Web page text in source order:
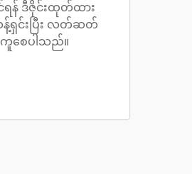
ရန် ဒီဇိုင်းထုတ်ထား
ရှင်းပြီး လတ်ဆတ်
စေပါသည်။